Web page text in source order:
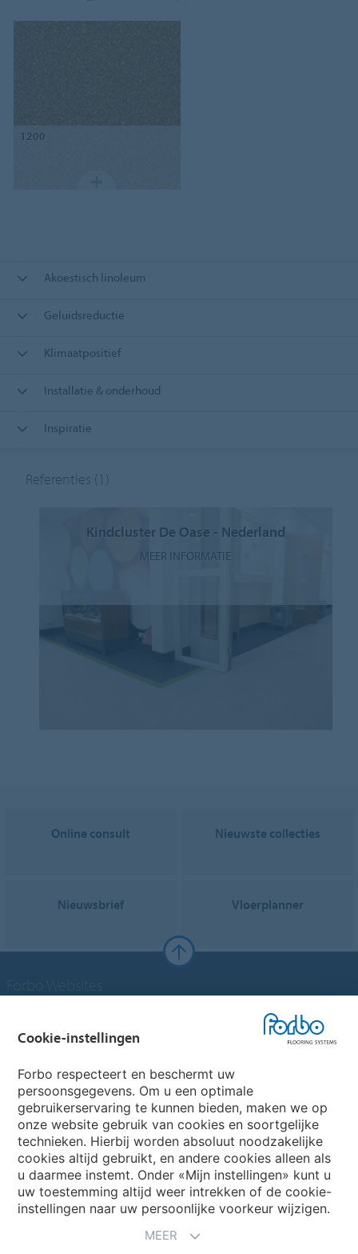
1200
Akoestisch linoleum
Geluidsreductie
Klimaatpositief
Installatie & onderhoud
Inspiratie
Referenties (1)
Kindcluster De Oase - Nederland
MEER INFORMATIE
Online consult Nieuwste collecties
Nieuwsbrief Vloerplanner
Forbo Flooring Systems
Forbo Movement Systems
Kies een land
Cookie-instellingen
Forbo respecteert en beschermt uw
persoonsgegevens. Om u een optimale
gebruikerservaring te kunnen bieden, maken we op
onze website gebruik van cookies en soortgelijke
technieken. Hierbij worden absoluut noodzakelijke
cookies altijd gebruikt, en andere cookies alleen als
u daarmee instemt. Onder «Mijn instellingen» kunt u
uw toestemming altijd weer intrekken of de cookie-
instellingen naar uw persoonlijke voorkeur wijzigen.
MEER